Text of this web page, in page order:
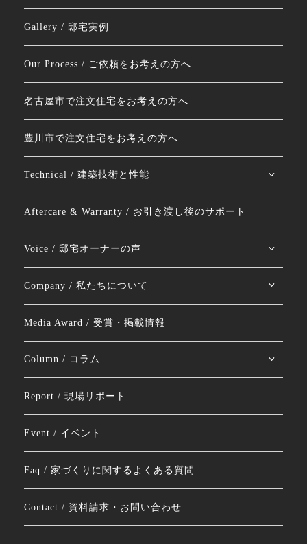
Gallery / 邸宅実例
Our Process / ご依頼をお考えの方へ
名古屋市で注文住宅をお考えの方へ
豊川市で注文住宅をお考えの方へ
Technical / 建築技術と性能
Aftercare & Warranty / お引き渡し後のサポート
Voice / 邸宅オーナーの声
Company / 私たちについて
Media Award / 受賞・掲載情報
Column / コラム
Report / 現場リポート
Event / イベント
Faq / 家づくりに関するよくある質問
Contact / 資料請求・お問い合わせ